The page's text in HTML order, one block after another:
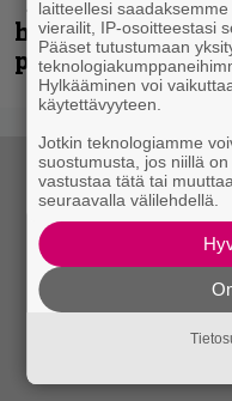
huippu-uimari
palkinnollaan
laitteellesi
vierailit, IP-osoitteestasi
Pääset tutustumaan
Hylkääminen voi
käytettävyyteen.
Jotkin teknologiamme
suostumusta, jos niillä
vastustaa tätä tai
seuraavalla välilehdellä.